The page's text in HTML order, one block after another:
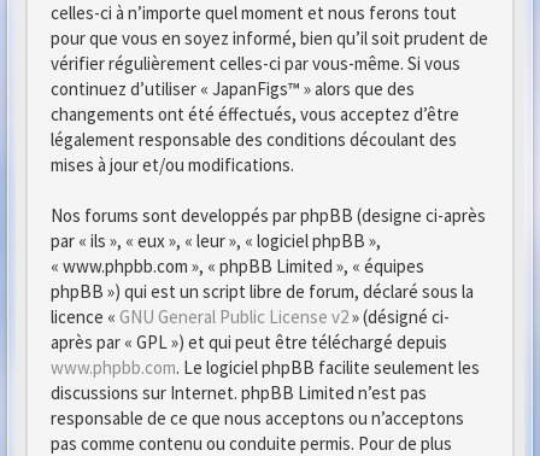
celles-ci à n’importe quel moment et nous ferons tout
pour que vous en soyez informé, bien qu’il soit prudent de
vérifier régulièrement celles-ci par vous-même. Si vous
continuez d’utiliser « JapanFigs™ » alors que des
changements ont été éffectués, vous acceptez d’être
légalement responsable des conditions découlant des
mises à jour et/ou modifications.
Nos forums sont developpés par phpBB (designe ci-après
par « ils », « eux », « leur », « logiciel phpBB »,
« www.phpbb.com », « phpBB Limited », « équipes
phpBB ») qui est un script libre de forum, déclaré sous la
licence « GNU General Public License v2» (désigné ci-
après par « GPL ») et qui peut être téléchargé depuis
www.phpbb.com. Le logiciel phpBB facilite seulement les
discussions sur Internet. phpBB Limited n’est pas
responsable de ce que nous acceptons ou n’acceptons
pas comme contenu ou conduite permis. Pour de plus